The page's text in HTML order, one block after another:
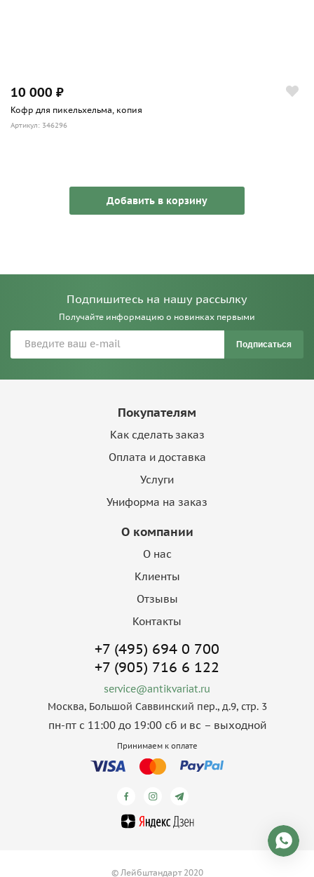
10 000 ₽
Кофр для пикельхельма, копия
Артикул: 346296
Добавить в корзину
Подпишитесь на нашу рассылку
Получайте информацию о новинках первыми
Подписаться
Покупателям
Как сделать заказ
Оплата и доставка
Услуги
Униформа на заказ
О компании
О нас
Клиенты
Отзывы
Контакты
+7 (495) 694 0 700
+7 (905) 716 6 122
service@antikvariat.ru
Москва, Большой Саввинский пер., д.9, стр. 3
пн-пт с 11:00 до 19:00 сб и вс – выходной
Принимаем к оплате
© Лейбштандарт 2020